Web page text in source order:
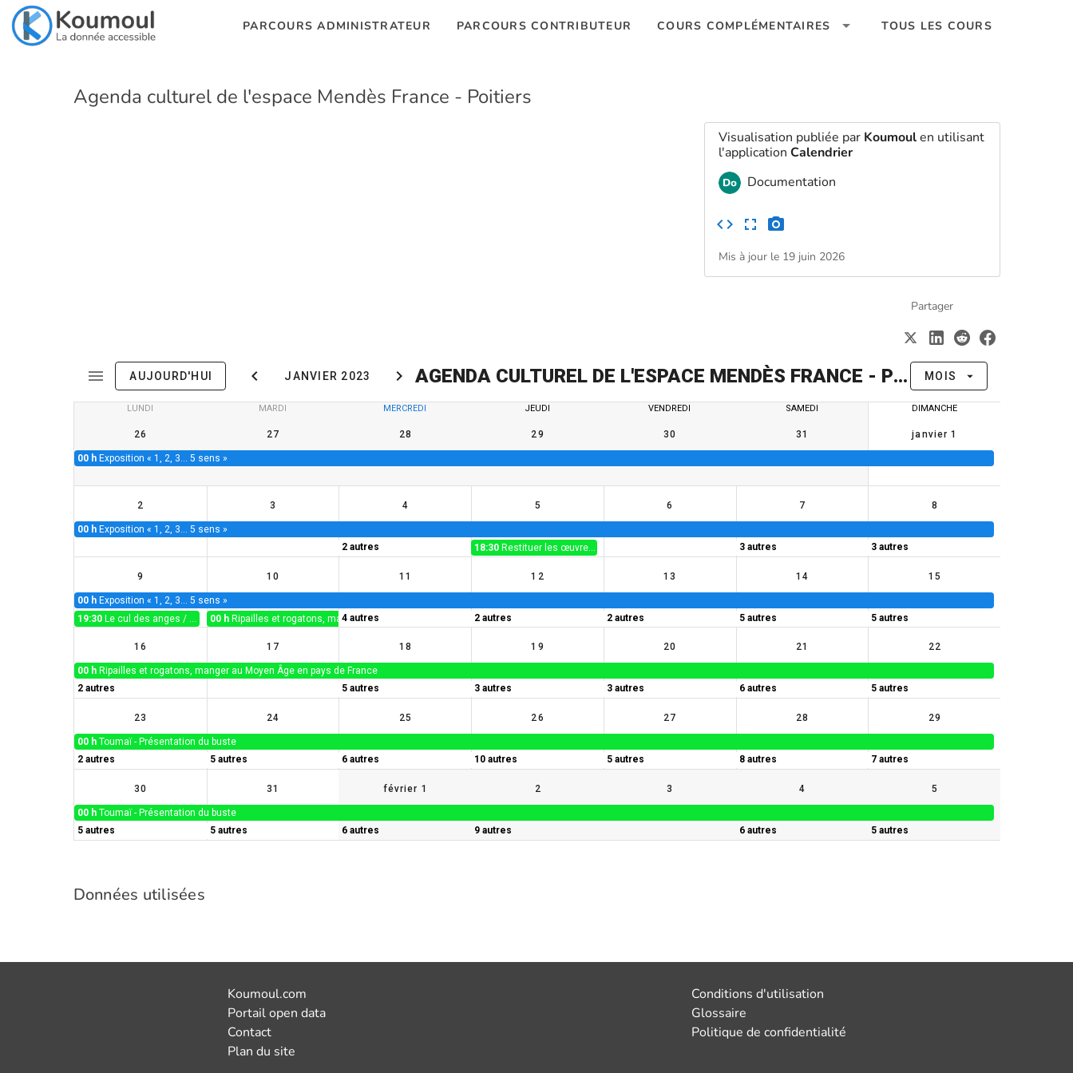
PARCOURS ADMINISTRATEUR PARCOURS CONTRIBUTEUR COURS COMPLÉMENTAIRES TOUS LES COURS
Agenda culturel de l'espace Mendès France - Poitiers
Visualisation publiée par Koumoulen utilisant
l'application Calendrier
Documentation
Mis à jour le 19 juin 2026
Partager
Données utilisées
Koumoul.com
Conditions d'utilisation
Portail open data
Glossaire
Contact
Politique de confidentialité
Plan du site